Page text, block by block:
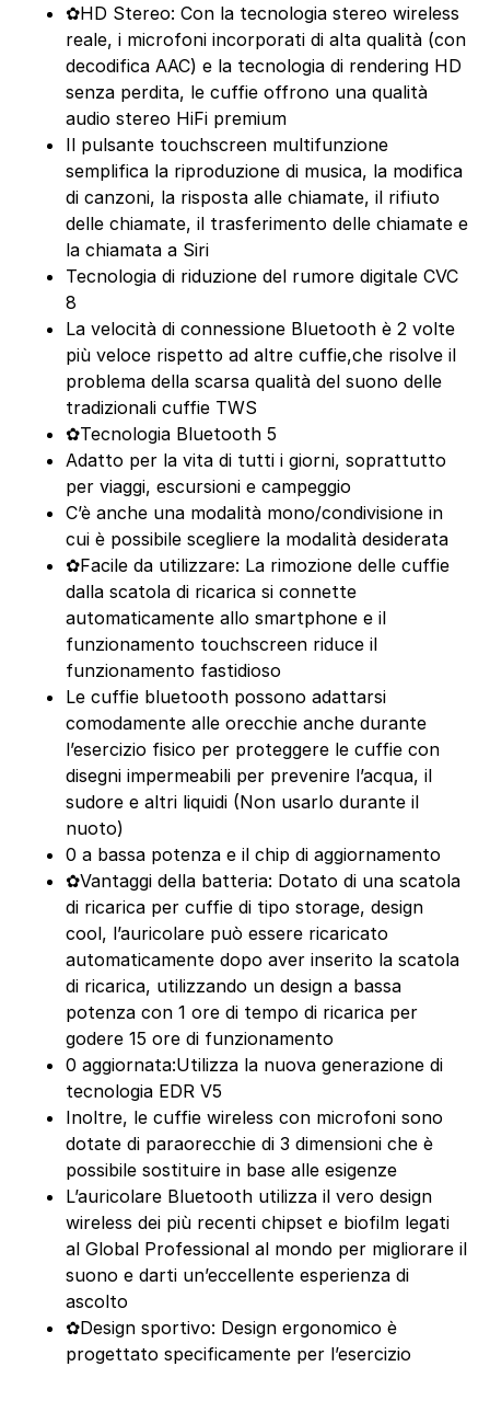
✿HD Stereo: Con la tecnologia stereo wireless
reale, i microfoni incorporati di alta qualità (con
decodifica AAC) e la tecnologia di rendering HD
senza perdita, le cuffie offrono una qualità
audio stereo HiFi premium
Il pulsante touchscreen multifunzione
semplifica la riproduzione di musica, la modifica
di canzoni, la risposta alle chiamate, il rifiuto
delle chiamate, il trasferimento delle chiamate e
la chiamata a Siri
Tecnologia di riduzione del rumore digitale CVC
8
La velocità di connessione Bluetooth è 2 volte
più veloce rispetto ad altre cuffie,che risolve il
problema della scarsa qualità del suono delle
tradizionali cuffie TWS
✿Tecnologia Bluetooth 5
Adatto per la vita di tutti i giorni, soprattutto
per viaggi, escursioni e campeggio
C’è anche una modalità mono/condivisione in
cui è possibile scegliere la modalità desiderata
✿Facile da utilizzare: La rimozione delle cuffie
dalla scatola di ricarica si connette
automaticamente allo smartphone e il
funzionamento touchscreen riduce il
funzionamento fastidioso
Le cuffie bluetooth possono adattarsi
comodamente alle orecchie anche durante
l’esercizio fisico per proteggere le cuffie con
disegni impermeabili per prevenire l’acqua, il
sudore e altri liquidi (Non usarlo durante il
nuoto)
0 a bassa potenza e il chip di aggiornamento
✿Vantaggi della batteria: Dotato di una scatola
di ricarica per cuffie di tipo storage, design
cool, l’auricolare può essere ricaricato
automaticamente dopo aver inserito la scatola
di ricarica, utilizzando un design a bassa
potenza con 1 ore di tempo di ricarica per
godere 15 ore di funzionamento
0 aggiornata:Utilizza la nuova generazione di
tecnologia EDR V5
Inoltre, le cuffie wireless con microfoni sono
dotate di paraorecchie di 3 dimensioni che è
possibile sostituire in base alle esigenze
L’auricolare Bluetooth utilizza il vero design
wireless dei più recenti chipset e biofilm legati
al Global Professional al mondo per migliorare il
suono e darti un’eccellente esperienza di
ascolto
✿Design sportivo: Design ergonomico è
progettato specificamente per l’esercizio